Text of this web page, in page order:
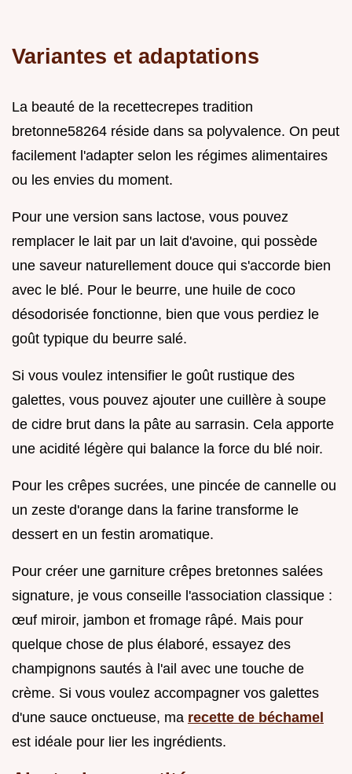
Variantes et adaptations
La beauté de la recettecrepes tradition
bretonne58264 réside dans sa polyvalence. On peut
facilement l'adapter selon les régimes alimentaires
ou les envies du moment.
Pour une version sans lactose, vous pouvez
remplacer le lait par un lait d'avoine, qui possède
une saveur naturellement douce qui s'accorde bien
avec le blé. Pour le beurre, une huile de coco
désodorisée fonctionne, bien que vous perdiez le
goût typique du beurre salé.
Si vous voulez intensifier le goût rustique des
galettes, vous pouvez ajouter une cuillère à soupe
de cidre brut dans la pâte au sarrasin. Cela apporte
une acidité légère qui balance la force du blé noir.
Pour les crêpes sucrées, une pincée de cannelle ou
un zeste d'orange dans la farine transforme le
dessert en un festin aromatique.
Pour créer une garniture crêpes bretonnes salées
signature, je vous conseille l'association classique :
œuf miroir, jambon et fromage râpé. Mais pour
quelque chose de plus élaboré, essayez des
champignons sautés à l'ail avec une touche de
crème. Si vous voulez accompagner vos galettes
d'une sauce onctueuse, ma recette de béchamel
est idéale pour lier les ingrédients.